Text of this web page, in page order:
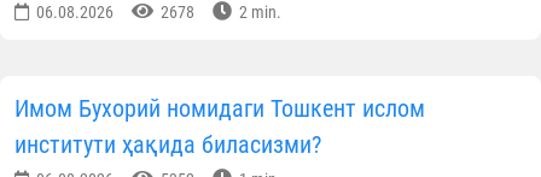
06.08.2026 2678 2 min.
Имом Бухорий номидаги Тошкент ислом
институти ҳақида биласизми?